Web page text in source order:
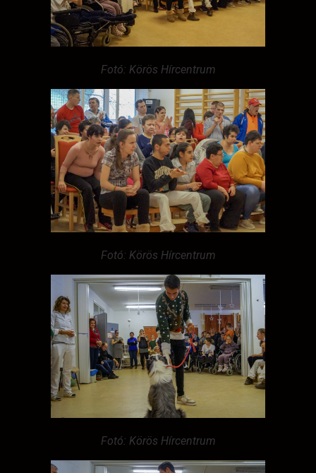
Fotó: Körös Hírcentrum
Fotó: Körös Hírcentrum
Fotó: Körös Hírcentrum